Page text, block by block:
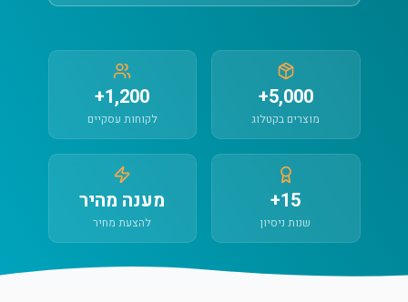
5,000+
מוצרים בקטלוג
1,200+
לקוחות עסקיים
15+
שנות ניסיון
מענה מהיר
להצעת מחיר